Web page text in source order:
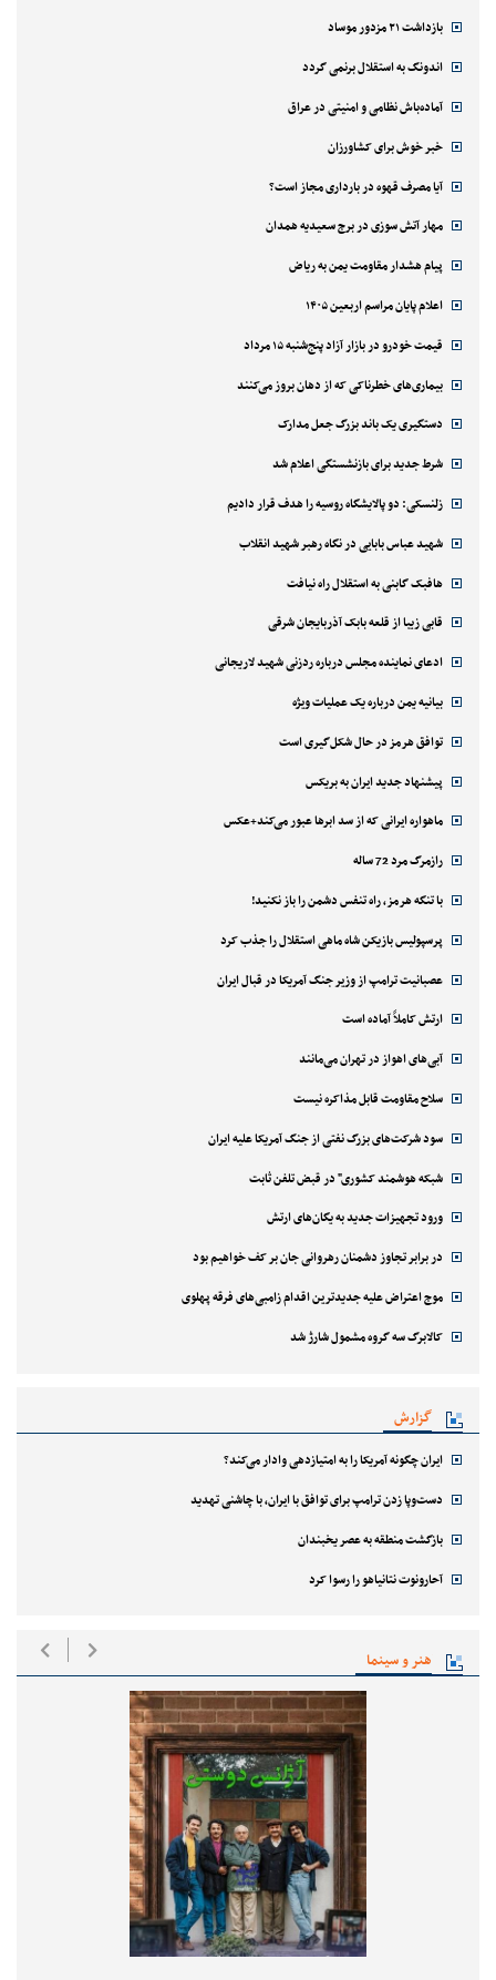
بازداشت ۲۱ مزدور موساد
اندونگ به استقلال برنمی گردد
آماده‌باش نظامی و امنیتی در عراق
خبر خوش برای کشاورزان
آیا مصرف قهوه در بارداری مجاز است؟
مهار آتش سوزی در برج سعیدیه همدان
پیام هشدار مقاومت یمن به ریاض
اعلام پایان مراسم اربعین ۱۴۰۵
قیمت خودرو در بازار آزاد پنج‌شنبه ۱۵ مرداد
بیماری‌های خطرناکی که از دهان بروز می‌کنند
دستگیری یک باند بزرگ جعل مدارک
شرط جدید برای بازنشستگی اعلام شد
زلنسکی: دو پالایشگاه روسیه را هدف قرار دادیم
شهید عباس بابایی در نگاه رهبر شهید انقلاب
هافبک گابنی به استقلال راه نیافت
قابی زیبا از قلعه بابک آذربایجان شرقی
ادعای نماینده مجلس درباره ردزنی شهید لاریجانی
بیانیه یمن درباره یک عملیات ویژه
توافق هرمز در حال شکل‌گیری است
پیشنهاد جدید ایران به بریکس
ماهواره ایرانی که از سد ابرها عبور می‌کند+عکس
رازمرگ مرد 72 ساله
با تنگه هرمز، راه تنفس دشمن را باز نکنید!
پرسپولیس بازیکن شاه ماهی استقلال را جذب کرد
عصبانیت ترامپ از وزیر جنگ آمریکا در قبال ایران
ارتش کاملاً آماده است
آبی‌های اهواز در تهران می‌مانند
سلاح مقاومت قابل مذاکره نیست
سود شرکت‌های بزرگ نفتی از جنگ آمریکا علیه ایران
شبکه هوشمند کشوری" در قبض تلفن ثابت
ورود تجهیزات جدید به یگان‌های ارتش
در برابر تجاوز دشمنان رهروانی جان بر کف خواهیم بود
موج اعتراض علیه جدیدترین اقدام زامبی‌های فرقه پهلوی
کالابرگ سه گروه مشمول شارژ شد
گزارش
ایران چگونه آمریکا را به امتیازدهی وادار می‌کند؟
دست‌وپا زدن ترامپ برای توافق با ایران، با چاشنی تهدید
بازگشت منطقه به عصر یخبندان
آحارونوت نتانیاهو را رسوا کرد
هنر و سینما